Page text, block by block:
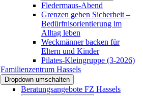
Fledermaus-Abend
Grenzen geben Sicherheit –
Bedürfnisorientierung im
Alltag leben
Weckmänner backen für
Eltern und Kinder
Pilates-Kleingruppe (3-2026)
Familienzentrum Hassels
Dropdown umschalten
Beratungsangebote FZ Hassels